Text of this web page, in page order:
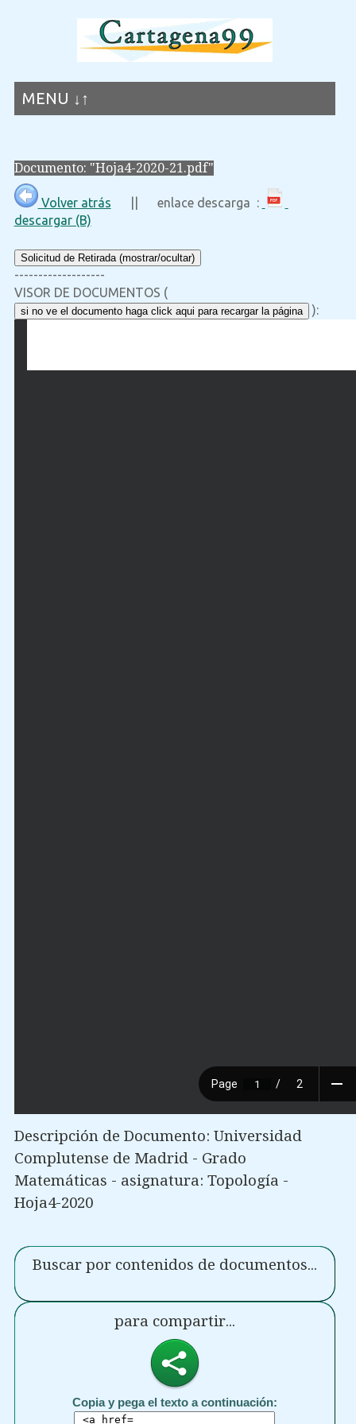
MENU ↓↑
Documento: "Hoja4-2020-21.pdf"
Volver atrás || enlace descarga :
descargar (B)
Solicitud de Retirada (mostrar/ocultar)
-------------------
VISOR DE DOCUMENTOS (
si no ve el documento haga click aqui para recargar la página ):
Descripción de Documento: Universidad
Complutense de Madrid - Grado
Matemáticas - asignatura: Topología -
Hoja4-2020
Buscar por contenidos de documentos...
para compartir...
Copia y pega el texto a continuación: